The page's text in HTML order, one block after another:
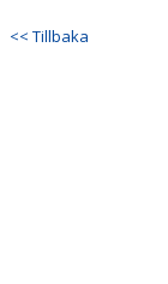
<< Tillbaka